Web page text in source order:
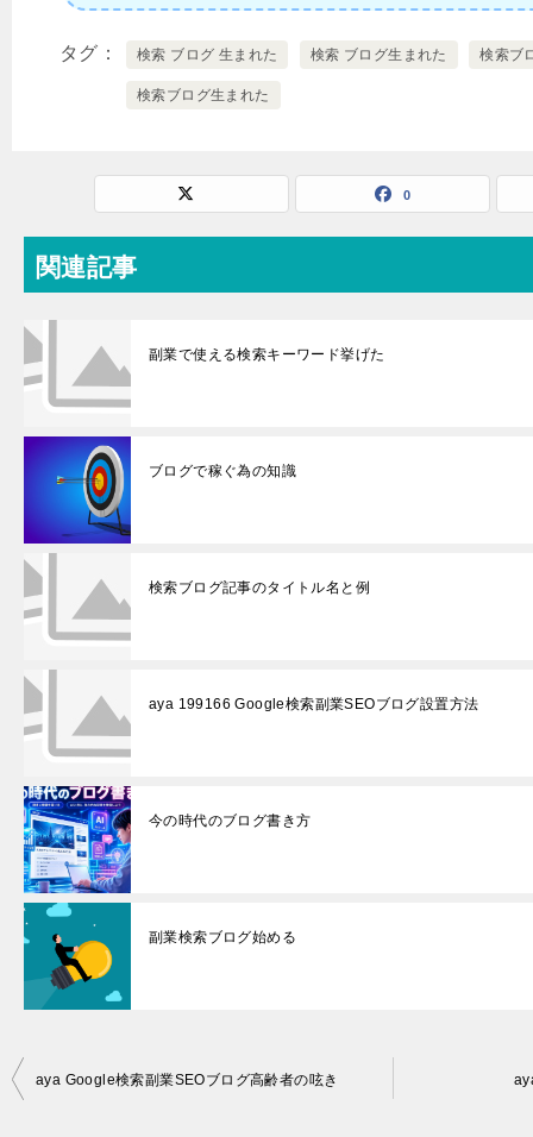
タグ 検索 ブログ 生まれた 検索 ブログ生まれた 検索ブ
検索ブログ生まれた
0
関連記事
副業で使える検索キーワード挙げた
ブログで稼ぐ為の知識
検索ブログ記事のタイトル名と例
aya 199166 Google検索副業SEOブログ設置方法
今の時代のブログ書き方
副業検索ブログ始める
投aya Google検索副業SEOブログ高齢者の呟き